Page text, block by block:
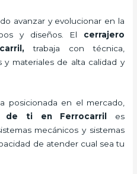
avanzar y evolucionar en la
y diseños. El cerrajero
,trabaja con técnica,
y materiales de alta calidad y
posicionada en el mercado,
de ti en Ferrocarril
es
mecánicos y sistemas
de atender cual sea tu